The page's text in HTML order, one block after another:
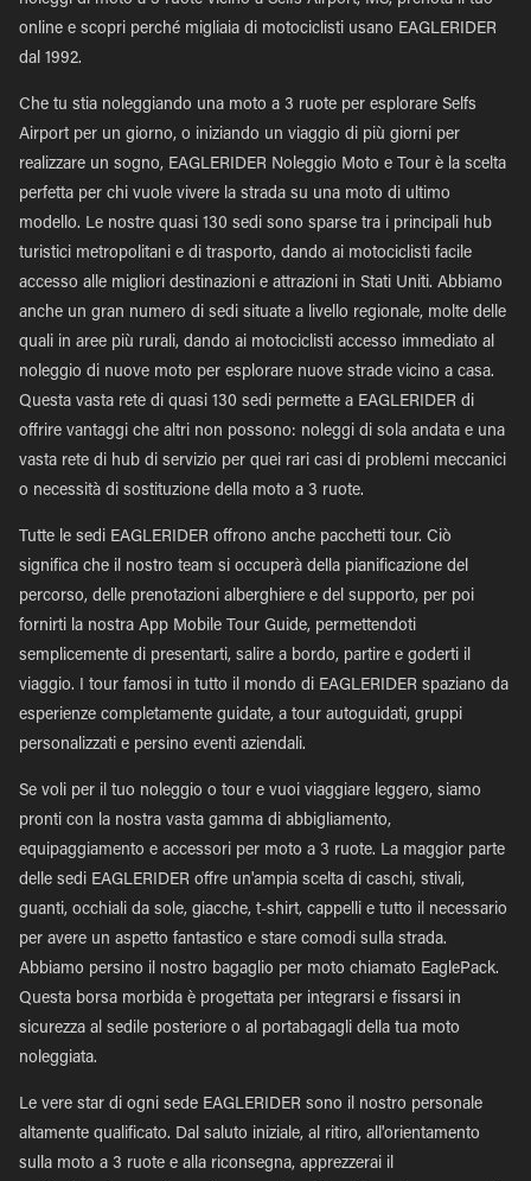
online e scopri perché migliaia di motociclisti usano EAGLERIDER
dal 1992.
Che tu stia noleggiando una moto a 3 ruote per esplorare Selfs
Airport per un giorno, o iniziando un viaggio di più giorni per
realizzare un sogno, EAGLERIDER Noleggio Moto e Tour è la scelta
perfetta per chi vuole vivere la strada su una moto di ultimo
modello. Le nostre quasi 130 sedi sono sparse tra i principali hub
turistici metropolitani e di trasporto, dando ai motociclisti facile
accesso alle migliori destinazioni e attrazioni in Stati Uniti. Abbiamo
anche un gran numero di sedi situate a livello regionale, molte delle
quali in aree più rurali, dando ai motociclisti accesso immediato al
noleggio di nuove moto per esplorare nuove strade vicino a casa.
Questa vasta rete di quasi 130 sedi permette a EAGLERIDER di
offrire vantaggi che altri non possono: noleggi di sola andata e una
vasta rete di hub di servizio per quei rari casi di problemi meccanici
o necessità di sostituzione della moto a 3 ruote.
Tutte le sedi EAGLERIDER offrono anche pacchetti tour. Ciò
significa che il nostro team si occuperà della pianificazione del
percorso, delle prenotazioni alberghiere e del supporto, per poi
fornirti la nostra App Mobile Tour Guide, permettendoti
semplicemente di presentarti, salire a bordo, partire e goderti il
viaggio. I tour famosi in tutto il mondo di EAGLERIDER spaziano da
esperienze completamente guidate, a tour autoguidati, gruppi
personalizzati e persino eventi aziendali.
Se voli per il tuo noleggio o tour e vuoi viaggiare leggero, siamo
pronti con la nostra vasta gamma di abbigliamento,
equipaggiamento e accessori per moto a 3 ruote. La maggior parte
delle sedi EAGLERIDER offre un'ampia scelta di caschi, stivali,
guanti, occhiali da sole, giacche, t-shirt, cappelli e tutto il necessario
per avere un aspetto fantastico e stare comodi sulla strada.
Abbiamo persino il nostro bagaglio per moto chiamato EaglePack.
Questa borsa morbida è progettata per integrarsi e fissarsi in
sicurezza al sedile posteriore o al portabagagli della tua moto
noleggiata.
Le vere star di ogni sede EAGLERIDER sono il nostro personale
altamente qualificato. Dal saluto iniziale, al ritiro, all'orientamento
sulla moto a 3 ruote e alla riconsegna, apprezzerai il